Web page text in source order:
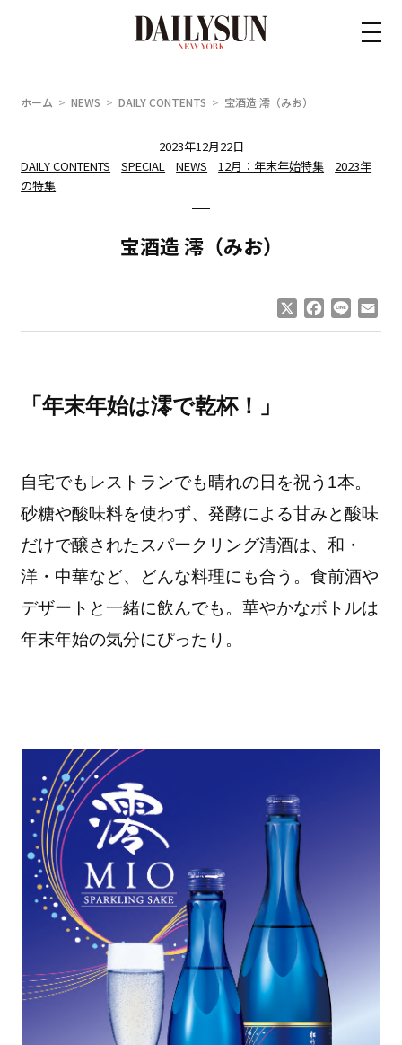
ホーム NEWS DAILY CONTENTS 宝酒造 澪（みお）
2023年12月22日
DAILY CONTENTS
SPECIAL NEWS 12月：年末年始特集
2023年
の特集
宝酒造 澪（みお）
Facebook
Line
「年末年始は澪で乾杯！」
自宅でもレストランでも晴れの日を祝う1本。
砂糖や酸味料を使わず、発酵による甘みと酸味
だけで醸されたスパークリング清酒は、和・
洋・中華など、どんな料理にも合う。食前酒や
デザートと一緒に飲んでも。華やかなボトルは
年末年始の気分にぴったり。